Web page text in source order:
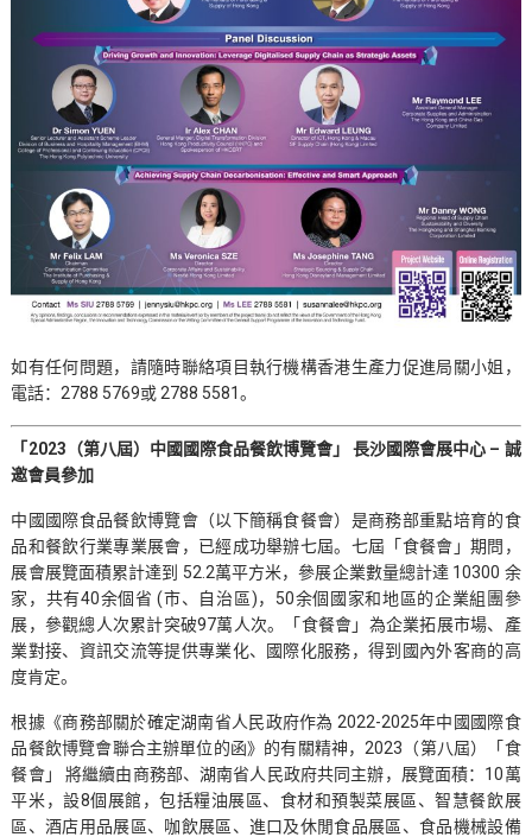
如有任何問題，請隨時聯絡項目執行機構香港生產力促進局關小姐，
電話：2788 5769或 2788 5581。
「2023 （第八屆）中國國際食品餐飲博覽會」長沙國際會展中心 – 誠
邀會員參加
中國國際食品餐飲博覽會（以下簡稱食餐會）是商務部重點培育的食
品和餐飲行業專業展會，已經成功舉辦七屆。七屆「食餐會」期問，
展會展覽面積累計達到 52.2萬平方米，參展企業數量總計達 10300 余
家，共有40余個省 (市、自治區)，50余個國家和地區的企業組團參
展，參觀總人次累計突破97萬人次。「食餐會」為企業拓展市場、產
業對接、資訊交流等提供專業化、國際化服務，得到國內外客商的高
度肯定。
根據《商務部關於確定湖南省人民政府作為 2022-2025年中國國際食
品餐飲博覽會聯合主辦單位的函》的有關精神，2023（第八屆）「食
餐會」 將繼續由商務部、湖南省人民政府共同主辦，展覽面積：10萬
平米，設8個展館，包括糧油展區、食材和預製菜展區、智慧餐飲展
區、酒店用品展區、咖飲展區、進口及休閒食品展區、食品機械設備